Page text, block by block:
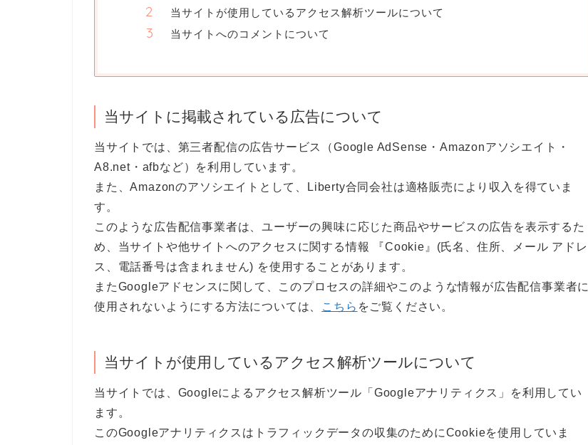
当サイトが使用しているアクセス解析ツールについて
当サイトへのコメントについて
当サイトに掲載されている広告について
当サイトでは、第三者配信の広告サービス（Google AdSense・Amazonアソシエイト・
A8.net・afbなど）を利用しています。
また、Amazonのアソシエイトとして、Liberty合同会社は適格販売により収入を得ていま
す。
このような広告配信事業者は、ユーザーの興味に応じた商品やサービスの広告を表示するた
め、当サイトや他サイトへのアクセスに関する情報 『Cookie』(氏名、住所、メール アドレ
ス、電話番号は含まれません) を使用することがあります。
またGoogleアドセンスに関して、このプロセスの詳細やこのような情報が広告配信事業者に
使用されないようにする方法については、
こちら をご覧ください。
当サイトが使用しているアクセス解析ツールについて
当サイトでは、Googleによるアクセス解析ツール「Googleアナリティクス」を利用してい
ます。
このGoogleアナリティクスはトラフィックデータの収集のためにCookieを使用していま